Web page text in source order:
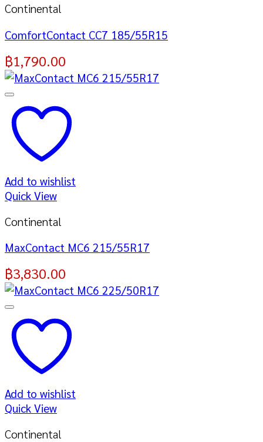
Continental
ComfortContact CC7 185/55R15
฿1,790.00
Add to wishlist
Quick View
Continental
MaxContact MC6 215/55R17
฿3,830.00
Add to wishlist
Quick View
Continental